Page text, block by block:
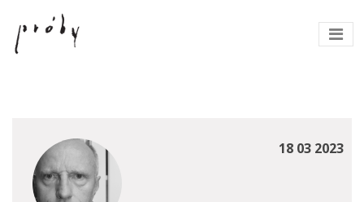
18 03 2023